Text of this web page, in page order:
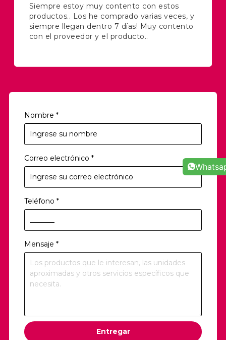
Siempre estoy muy contento con estos
productos.. Los he comprado varias veces, y
siempre llegan dentro 7 días! Muy contento
con el proveedor y el producto..
Nombre *
Correo electrónico *
Teléfono *
Mensaje *
Entregar